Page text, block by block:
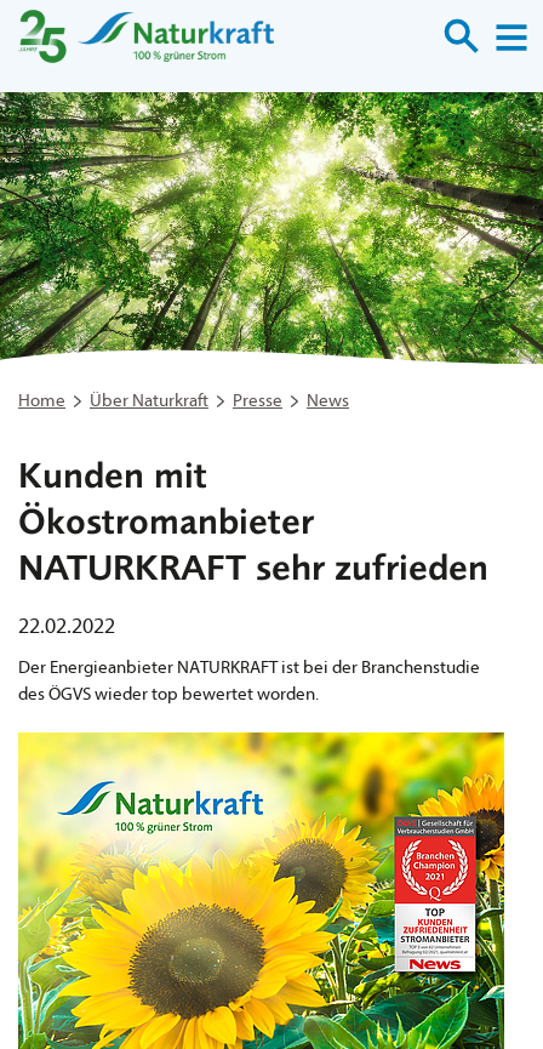
Suche
Home Über Naturkraft Presse News
Kunden mit
Ökostromanbieter
NATURKRAFT sehr zufrieden
22.02.2022
Der Energieanbieter NATURKRAFT ist bei der Branchenstudie
des ÖGVS wieder top bewertet worden.